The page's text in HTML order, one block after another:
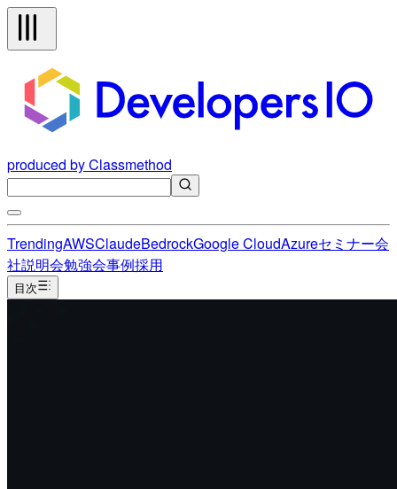
produced by Classmethod
TrendingAWSClaudeBedrockGoogle CloudAzureセミナー会
社説明会勉強会事例採用
目次